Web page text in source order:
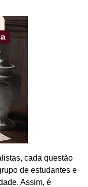
cada questão
de estudantes e
Assim, é